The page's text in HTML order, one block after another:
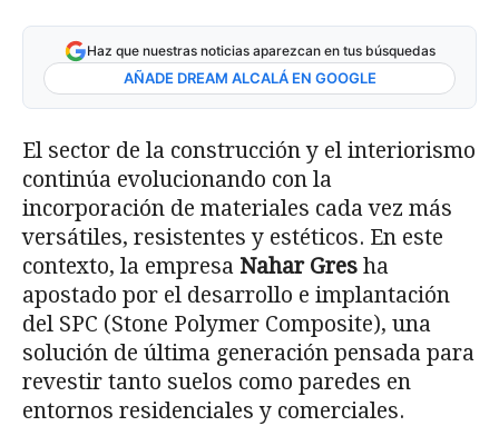
Haz que nuestras noticias aparezcan en tus búsquedas
AÑADE DREAM ALCALÁ EN GOOGLE
El sector de la construcción y el interiorismo
continúa evolucionando con la
incorporación de materiales cada vez más
versátiles, resistentes y estéticos. En este
contexto, la empresa Nahar Gres ha
apostado por el desarrollo e implantación
del SPC (Stone Polymer Composite), una
solución de última generación pensada para
revestir tanto suelos como paredes en
entornos residenciales y comerciales.